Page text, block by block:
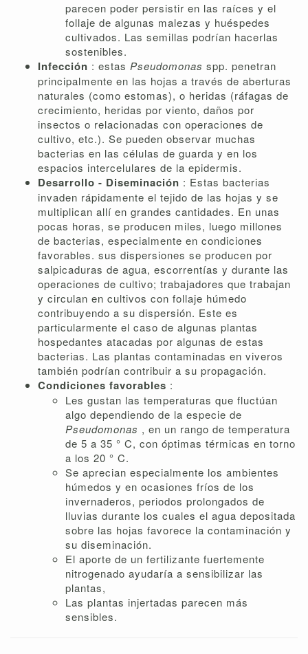
parecen poder persistir en las raíces y el
follaje de algunas malezas y huéspedes
cultivados. Las semillas podrían hacerlas
sostenibles.
Infección : estas Pseudomonas spp. penetran
principalmente en las hojas a través de aberturas
naturales (como estomas), o heridas (ráfagas de
crecimiento, heridas por viento, daños por
insectos o relacionadas con operaciones de
cultivo, etc.). Se pueden observar muchas
bacterias en las células de guarda y en los
espacios intercelulares de la epidermis.
Desarrollo - Diseminación : Estas bacterias
invaden rápidamente el tejido de las hojas y se
multiplican allí en grandes cantidades. En unas
pocas horas, se producen miles, luego millones
de bacterias, especialmente en condiciones
favorables. sus dispersiones se producen por
salpicaduras de agua, escorrentías y durante las
operaciones de cultivo; trabajadores que trabajan
y circulan en cultivos con follaje húmedo
contribuyendo a su dispersión. Este es
particularmente el caso de algunas plantas
hospedantes atacadas por algunas de estas
bacterias. Las plantas contaminadas en viveros
también podrían contribuir a su propagación.
Condiciones favorables :
Les gustan las temperaturas que fluctúan
algo dependiendo de la especie de
Pseudomonas , en un rango de temperatura
de 5 a 35 ° C, con óptimas térmicas en torno
a los 20 ° C.
Se aprecian especialmente los ambientes
húmedos y en ocasiones fríos de los
invernaderos, periodos prolongados de
lluvias durante los cuales el agua depositada
sobre las hojas favorece la contaminación y
su diseminación.
El aporte de un fertilizante fuertemente
nitrogenado ayudaría a sensibilizar las
plantas,
Las plantas injertadas parecen más
sensibles.